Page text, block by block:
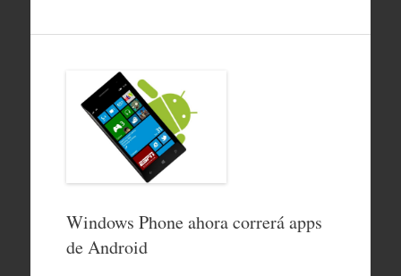
Windows Phone ahora correrá apps
de Android